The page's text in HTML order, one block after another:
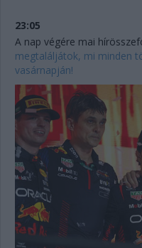
23:05
A nap végére mai
megtaláljátok, mi minden
vasárnapján!